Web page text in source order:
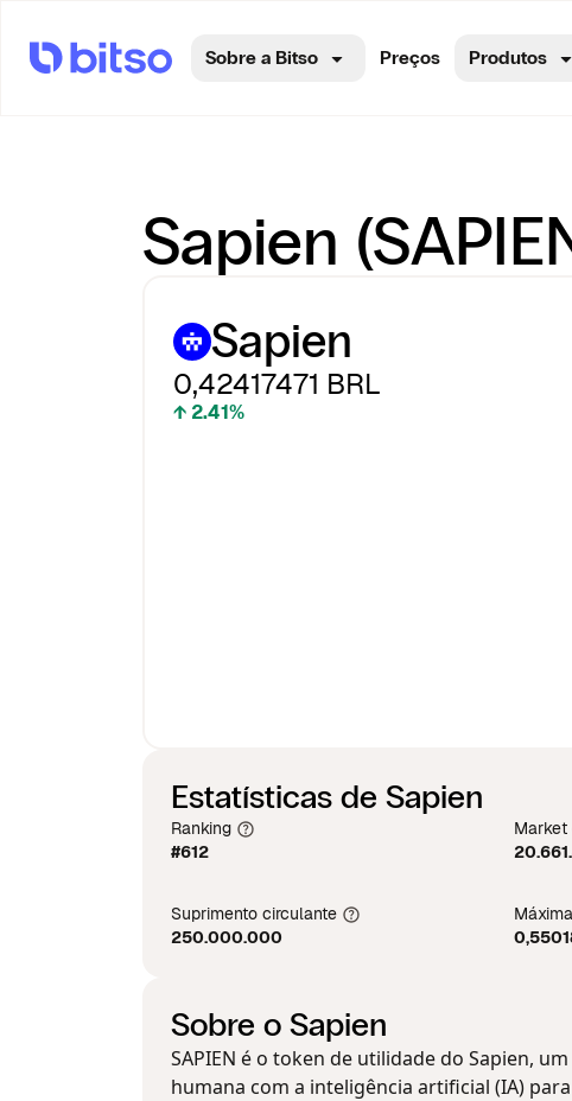
Sobre a Bitso Preços Produtos
Sapien
Sapien
0,42417471 BRL
↑ 2.41%
Estatísticas de Sapien
Ranking
#612
Market
Suprimento circulante
250.000.000
Sobre o Sapien
SAPIEN é o token de utilidade do Sapien,
humana com a inteligência artificial (IA)